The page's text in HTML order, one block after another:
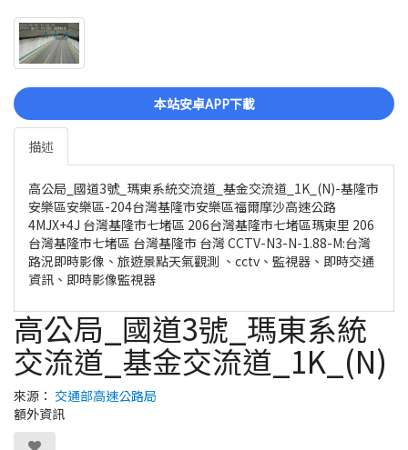
本站安卓APP下載
描述
高公局_國道3號_瑪東系統交流道_基金交流道_1K_(N)-基隆市
安樂區安樂區-204台灣基隆市安樂區福爾摩沙高速公路
4MJX+4J 台灣基隆市七堵區 206台灣基隆市七堵區瑪東里 206
台灣基隆市七堵區 台灣基隆市 台灣 CCTV-N3-N-1.88-M:台灣
路況即時影像、旅遊景點天氣觀測 、cctv、監視器、即時交通
資訊、即時影像監視器
高公局_國道3號_瑪東系統
交流道_基金交流道_1K_(N)
來源： 交通部高速公路局
額外資訊